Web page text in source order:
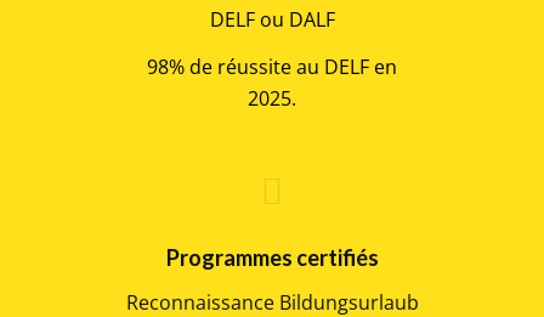
DELF ou DALF
98% de réussite au DELF en
2025.
Programmes certifiés
Reconnaissance Bildungsurlaub